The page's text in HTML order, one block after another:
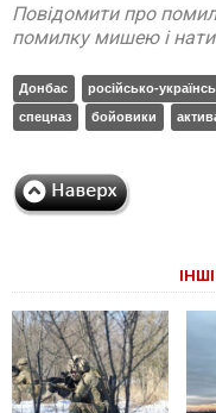
Повідомити про
помилку мишею і
Донбас російсько-
спецназ
бойовики